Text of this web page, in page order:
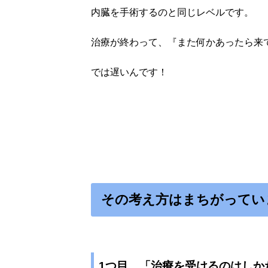
内臓を手術するのと同じレベルです。
治療が終わって、『また何かあったら来
では遅いんです！
その考え方はまちがって